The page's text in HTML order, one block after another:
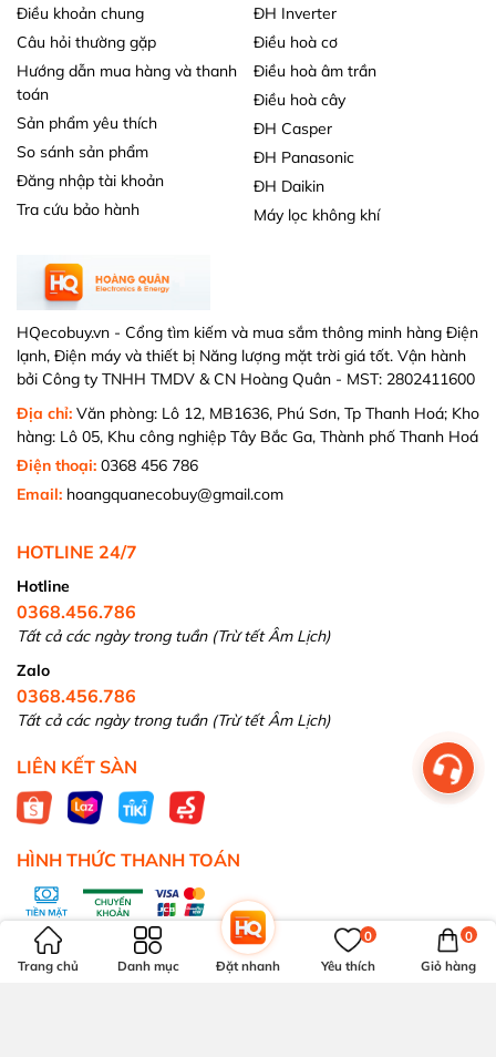
Điều khoản chung
Câu hỏi thường gặp
Hướng dẫn mua hàng và thanh
toán
Sản phẩm yêu thích
So sánh sản phẩm
Đăng nhập tài khoản
Tra cứu bảo hành
ĐH Inverter
Điều hoà cơ
Điều hoà âm trần
Điều hoà cây
ĐH Casper
ĐH Panasonic
ĐH Daikin
Máy lọc không khí
HQecobuy.vn - Cổng tìm kiếm và mua sắm thông minh hàng Điện
lạnh, Điện máy và thiết bị Năng lượng mặt trời giá tốt. Vận hành
bởi Công ty TNHH TMDV & CN Hoàng Quân - MST: 2802411600
Địa chỉ: Văn phòng: Lô 12, MB1636, Phú Sơn, Tp Thanh Hoá; Kho
hàng: Lô 05, Khu công nghiệp Tây Bắc Ga, Thành phố Thanh Hoá
Điện thoại: 0368 456 786
Email: hoangquanecobuy@gmail.com
HOTLINE 24/7
Hotline
0368.456.786
Tất cả các ngày trong tuần (Trừ tết Âm Lịch)
Zalo
0368.456.786
Tất cả các ngày trong tuần (Trừ tết Âm Lịch)
LIÊN KẾT SÀN
HÌNH THỨC THANH TOÁN
Trang chủ Danh mục Đặt nhanh Yêu thích
0
Giỏ hàng
0